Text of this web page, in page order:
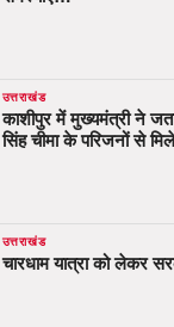
उत्तराखंड
काशीपुर में मुख्यमंत्री ने
सिंह चीमा के परिजनों से
उत्तराखंड
चारधाम यात्रा को लेकर